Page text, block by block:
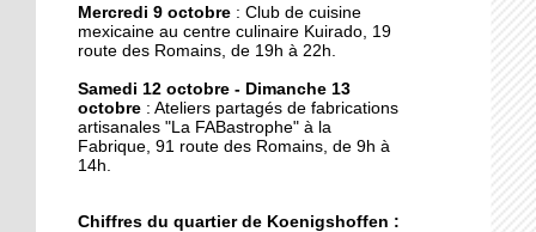
27 septembre 2019
Une maison mitoyenne
détruite par un incendie
26 septembre 2019
Hohberg ce vendredi
Mercredi 9 octobre : Club de cuisine
mexicaine au centre culinaire Kuirado, 19
route des Romains, de 19h à 22h.
Samedi 12 octobre - Dimanche 13
octobre : Ateliers partagés de fabrications
artisanales "La FABastrophe" à la
Fabrique, 91 route des Romains, de 9h à
14h.
Chiffres du quartier de Koenigshoffen :